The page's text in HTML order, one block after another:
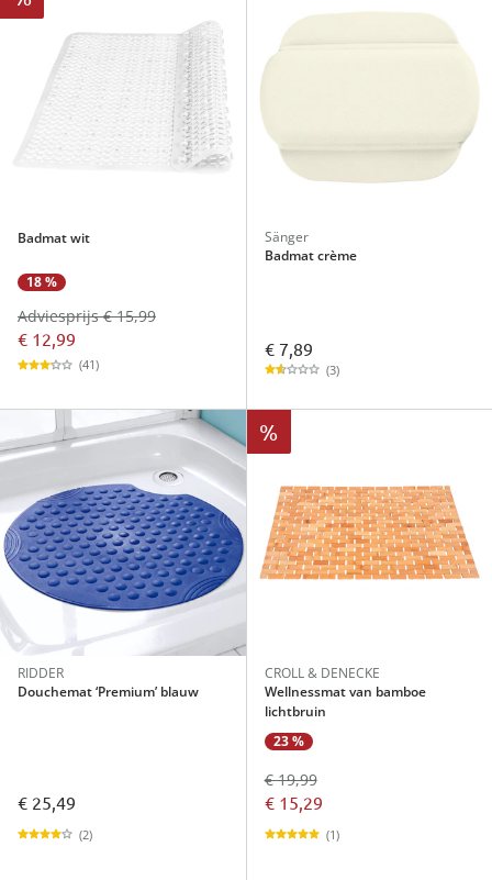
Badmat wit
18 %
€ 12,99
Adviesprijs € 15,99
(41)
Sänger
Badmat crème
€ 7,89
(3)
RIDDER
Douchemat ‘Premium’ blauw
€ 25,49
(2)
%
CROLL & DENECKE
Wellnessmat van bamboe
lichtbruin
23 %
€ 19,99
€ 15,29
(1)